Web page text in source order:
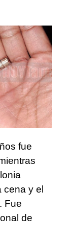
fue
cena y el
Fue
de